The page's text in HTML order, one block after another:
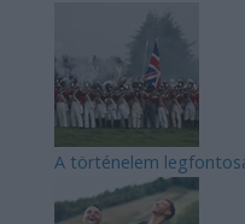
A történelem